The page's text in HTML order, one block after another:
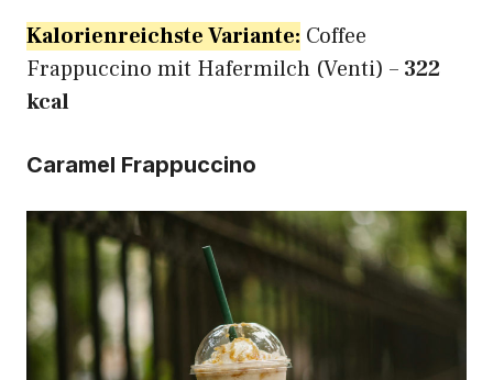
Kalorienreichste Variante: Coffee
Frappuccino mit Hafermilch (Venti) – 322
kcal
Caramel Frappuccino